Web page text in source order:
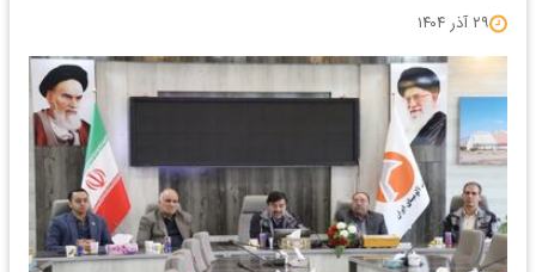
۲۹ آذر ۱۴۰۴